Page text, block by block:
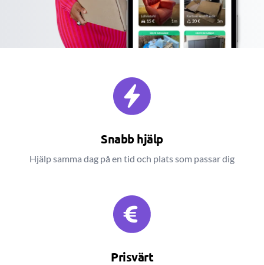
Snabb hjälp
Hjälp samma dag på en tid och plats som passar dig
Prisvärt